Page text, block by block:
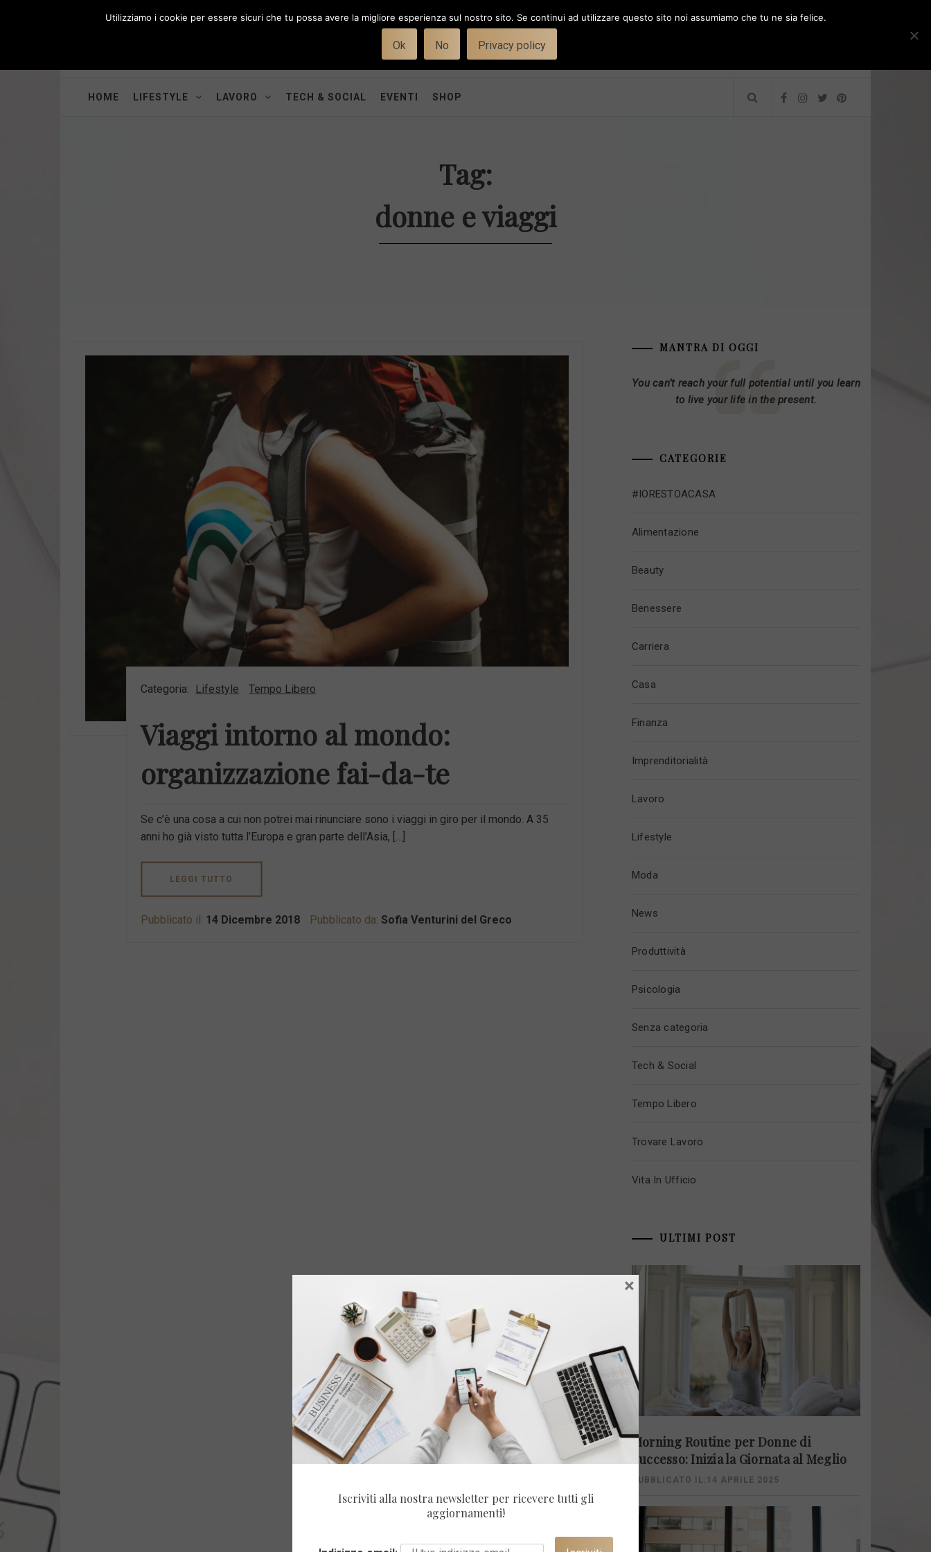
HOME LIFESTYLE LAVORO TECH & SOCIAL EVENTI SHOP
Tag:
donne e viaggi
Categoria: Lifestyle Tempo Libero
Viaggi intorno al mondo:
organizzazione fai-da-te
Se c’è una cosa a cui non potrei mai rinunciare sono i viaggi in giro per il mondo. A 35
anni ho già visto tutta l’Europa e gran parte dell’Asia, […]
LEGGI TUTTO
Pubblicato il: 14 Dicembre 2018 Pubblicato da: Sofia Venturini del Greco
MANTRA DI OGGI
You can’t reach your full potential until you learn
to live your life in the present.
CATEGORIE
#IORESTOACASA
Alimentazione
Beauty
Benessere
Carriera
Casa
Finanza
Imprenditorialità
Lavoro
Lifestyle
Moda
News
Produttività
Psicologia
Senza categoria
Tech & Social
Tempo Libero
Trovare Lavoro
Vita In Ufficio
ULTIMI POST
Morning Routine per Donne di
Successo: Inizia la Giornata al Meglio
PUBBLICATO IL:14 APRILE 2025
Utilizziamo i cookie per essere sicuri che tu possa avere la migliore esperienza sul nostro sito. Se continui ad utilizzare questo sito noi assumiamo che tu ne sia felice.
Ok No Privacy policy
Iscriviti alla nostra newsletter per ricevere tutti gli
aggiornamenti!
×